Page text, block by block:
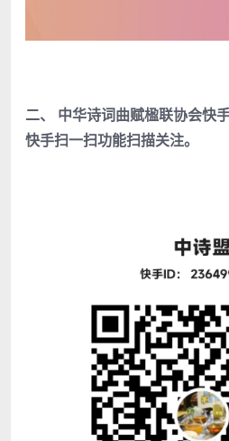
二、 中华诗词曲赋楹联协会快
快手扫一扫功能扫描关注。